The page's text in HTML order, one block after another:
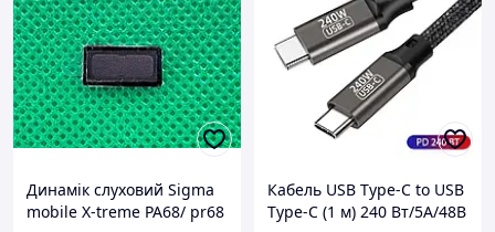
Динамік слуховий Sigma
mobile X-treme PA68/ pr68
Кабель USB Type-C to USB
Type-C (1 м) 240 Вт/5A/48В